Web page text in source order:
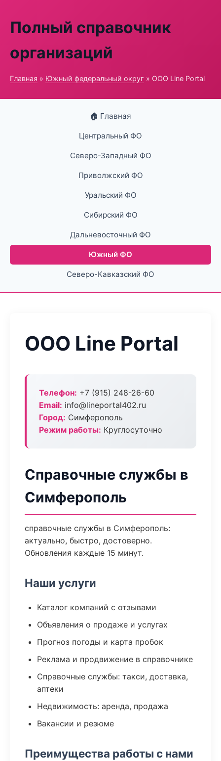
Полный справочник
организаций
Главная » Южный федеральный округ » ООО Line Portal
🏠 Главная
Центральный ФО
Северо-Западный ФО
Приволжский ФО
Уральский ФО
Сибирский ФО
Дальневосточный ФО
Южный ФО
Северо-Кавказский ФО
ООО Line Portal
Телефон: +7 (915) 248-26-60
Email: info@lineportal402.ru
Город: Симферополь
Режим работы: Круглосуточно
Справочные службы в
Симферополь
справочные службы в Симферополь:
актуально, быстро, достоверно.
Обновления каждые 15 минут.
Наши услуги
Каталог компаний с отзывами
Объявления о продаже и услугах
Прогноз погоды и карта пробок
Реклама и продвижение в справочнике
Справочные службы: такси, доставка,
аптеки
Недвижимость: аренда, продажа
Вакансии и резюме
Преимущества работы с нами